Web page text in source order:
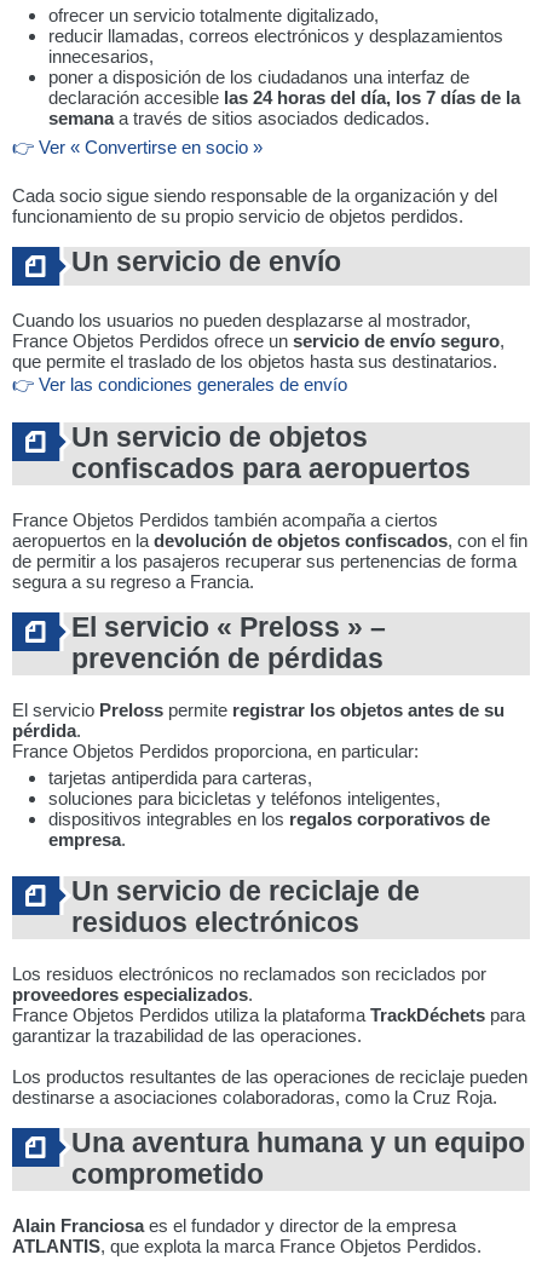
ofrecer un servicio totalmente digitalizado,
reducir llamadas, correos electrónicos y desplazamientos
innecesarios,
poner a disposición de los ciudadanos una interfaz de
declaración accesible las 24 horas del día, los 7 días de la
semanaa través de sitios asociados dedicados.
👉 Ver « Convertirse en socio »
Cada socio sigue siendo responsable de la organización y del
funcionamiento de su propio servicio de objetos perdidos.
Un servicio de envío
Cuando los usuarios no pueden desplazarse al mostrador,
France Objetos Perdidos ofrece un servicio de envío seguro,
que permite el traslado de los objetos hasta sus destinatarios.
👉 Ver las condiciones generales de envío
Un servicio de objetos
confiscados para aeropuertos
France Objetos Perdidos también acompaña a ciertos
aeropuertos en la devolución de objetos confiscados, con el fin
de permitir a los pasajeros recuperar sus pertenencias de forma
segura a su regreso a Francia.
El servicio « Preloss » –
prevención de pérdidas
El servicio Preloss permite registrar los objetos antes de su
pérdida.
France Objetos Perdidos proporciona, en particular:
tarjetas antiperdida para carteras,
soluciones para bicicletas y teléfonos inteligentes,
dispositivos integrables en los regalos corporativos de
empresa.
Un servicio de reciclaje de
residuos electrónicos
Los residuos electrónicos no reclamados son reciclados por
proveedores especializados.
France Objetos Perdidos utiliza la plataforma TrackDéchets para
garantizar la trazabilidad de las operaciones.
Los productos resultantes de las operaciones de reciclaje pueden
destinarse a asociaciones colaboradoras, como la Cruz Roja.
Una aventura humana y un equipo
comprometido
Alain Franciosaes el fundador y director de la empresa
ATLANTIS, que explota la marca France Objetos Perdidos.